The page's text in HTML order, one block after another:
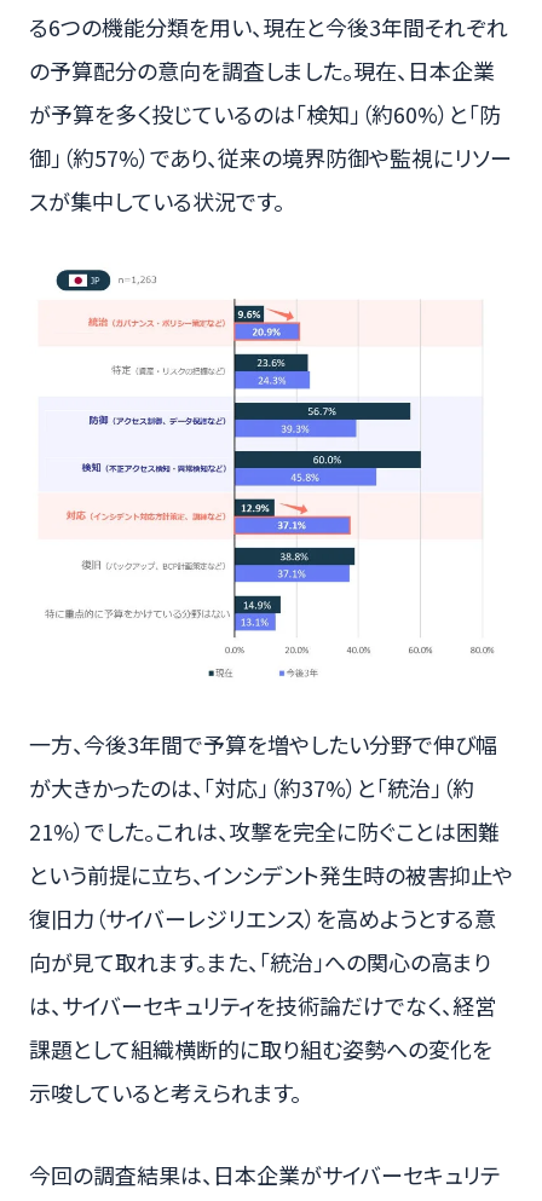
る6つの機能分類を用い、現在と今後3年間それぞれ
の予算配分の意向を調査しました。現在、日本企業
が予算を多く投じているのは「検知」（約60%）と「防
御」（約57%）であり、従来の境界防御や監視にリソー
スが集中している状況です。
一方、今後3年間で予算を増やしたい分野で伸び幅
が大きかったのは、「対応」（約37%）と「統治」（約
21%）でした。これは、攻撃を完全に防ぐことは困難
という前提に立ち、インシデント発生時の被害抑止や
復旧力（サイバーレジリエンス）を高めようとする意
向が見て取れます。また、「統治」への関心の高まり
は、サイバーセキュリティを技術論だけでなく、経営
課題として組織横断的に取り組む姿勢への変化を
示唆していると考えられます。
今回の調査結果は、日本企業がサイバーセキュリテ